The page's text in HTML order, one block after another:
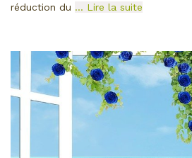
réduction du … Lire la suite